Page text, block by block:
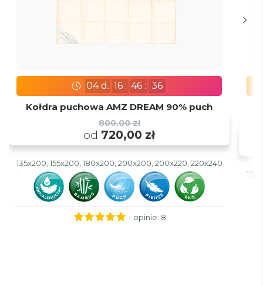
04d. 16: 46 : 35
Kołdra puchowa AMZ DREAM 90% puch
800,00 zł
od 720,00 zł
135x200, 155x200, 180x200, 200x200, 200x220, 220x240
- opinie: 8